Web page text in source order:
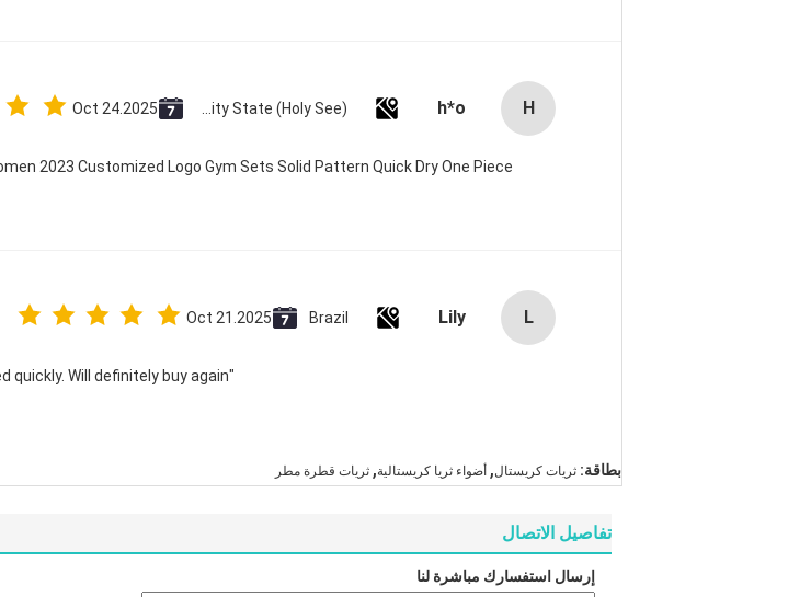
H
h*o
Oct 24.2025
2023 Customized Logo Gym Sets Solid Pattern Quick Dry One Piece
L
Lily
Brazil
Oct 21.2025
"Great value for money. Works perfectly and arrived quickly. Will definitely buy again."
بطاقة: ثريات كريستال, أضواء ثريا كريستالية, ثريات قطرة مطر
تفاصيل الاتصال
إرسال استفسارك مباشرة لنا